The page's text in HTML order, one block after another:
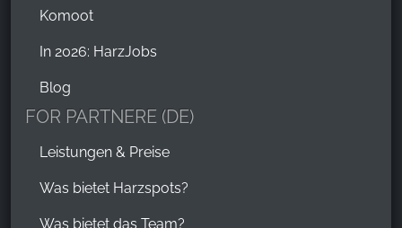
Komoot
In 2026: HarzJobs
Blog
FOR PARTNERE (DE)
Leistungen & Preise
Was bietet Harzspots?
Was bietet das Team?